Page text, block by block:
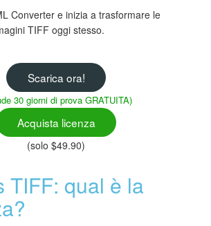
Converter e inizia a trasformare le
TIFF oggi stesso.
Scarica ora!
30 giorni di prova GRATUITA)
Acquista licenza
(solo $49.90)
TIFF: qual è la